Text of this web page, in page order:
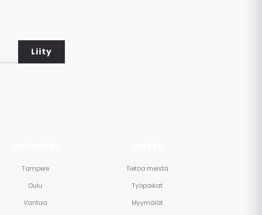
Liity
Tampere
Oulu
Vantaa
Tietoa meistä
Työpaikat
Myymälät